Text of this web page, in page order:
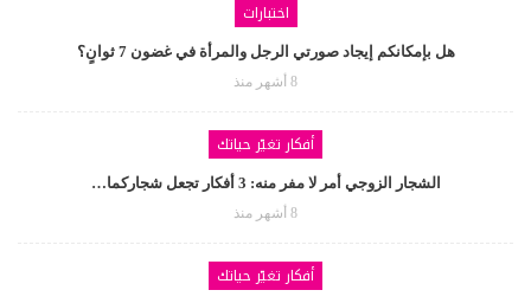
اختبارات
هل بإمكانكم إيجاد صورتي الرجل والمرأة في غضون 7 ثوانٍ؟
8 أشهر منذ
أفكار تغيّر حياتك
الشجار الزوجي أمر لا مفر منه: 3 أفكار تجعل شجاركما…
8 أشهر منذ
أفكار تغيّر حياتك